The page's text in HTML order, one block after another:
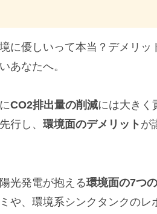
境に優しいって本当？デメリ
あなたへ。
CO2排出量の削減には大きく
行し、 環境面のデメリット が
光発電が抱える環境面の7つ
や、環境系シンクタンクの